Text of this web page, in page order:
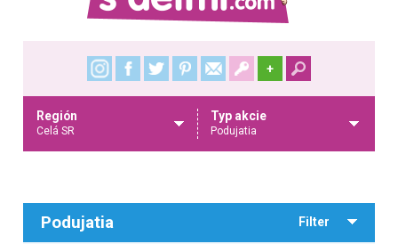
+
Región
Celá SR
Typ akcie
Podujatia
Podujatia Filter